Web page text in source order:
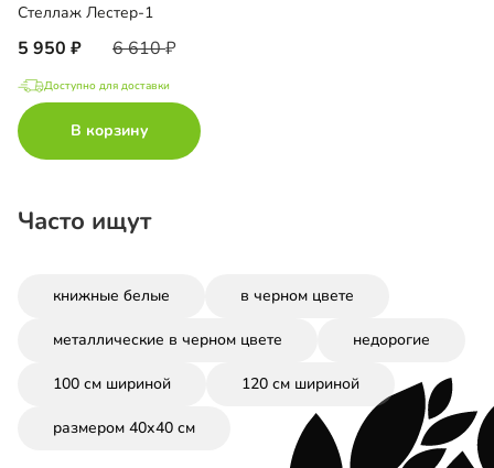
Стеллаж Лестер-1
5 950 6 610
Доступно для доставки
В корзину
Часто ищут
книжные белые в черном цвете
металлические в черном цвете недорогие
100 см шириной 120 см шириной
размером 40х40 см